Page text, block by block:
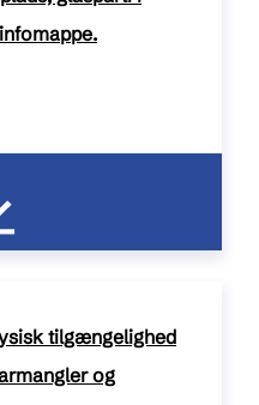
tilgængelighed
og